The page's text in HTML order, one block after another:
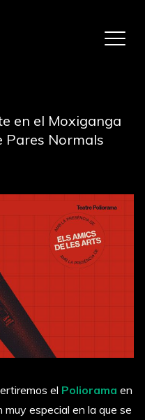
en el Moxiganga
Pares Normals
el Poliorama en
muy especial en la que se